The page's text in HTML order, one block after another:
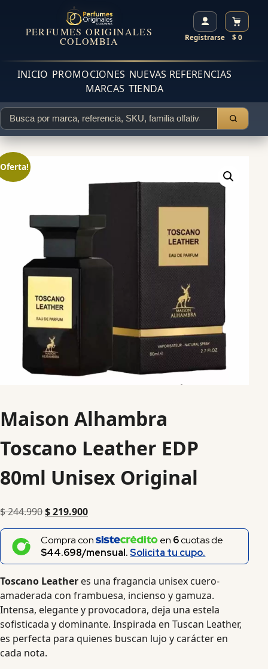
PERFUMES ORIGINALES
COLOMBIA Registrarse $ 0
INICIO PROMOCIONES NUEVAS REFERENCIAS
MARCAS TIENDA
Maison Alhambra
Toscano Leather EDP
80ml Unisex Original
$244.990$219.900
Compra con en 6cuotas de
$44.698/mensual.Solicita tu cupo.
Toscano Leather es una fragancia unisex cuero-
amaderada con frambuesa, incienso y gamuza.
Intensa, elegante y provocadora, deja una estela
sofisticada y dominante. Inspirada en Tuscan Leather,
es perfecta para quienes buscan lujo y carácter en
cada nota.